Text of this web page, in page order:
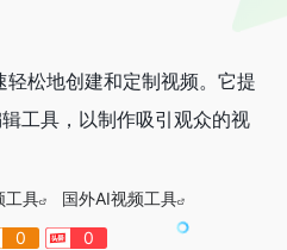
松地创建和定制视频。它提
工具，以制作吸引观众的视
工具
国外AI视频工具
0 0